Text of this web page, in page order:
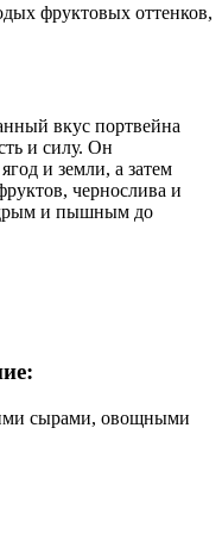
фруктовых оттенков,
вкус портвейна
и силу. Он
и земли, а затем
чернослива и
и пышным до
сырами, овощными